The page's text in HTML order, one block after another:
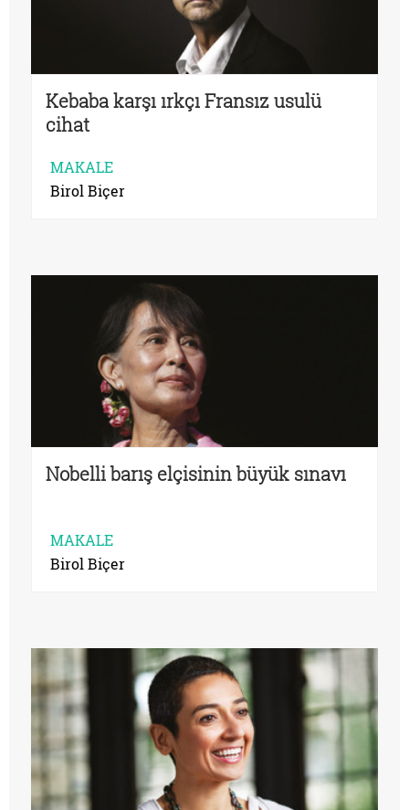
Kebaba karşı ırkçı Fransız usulü
cihat
MAKALE
Birol Biçer
Nobelli barış elçisinin büyük sınavı
MAKALE
Birol Biçer